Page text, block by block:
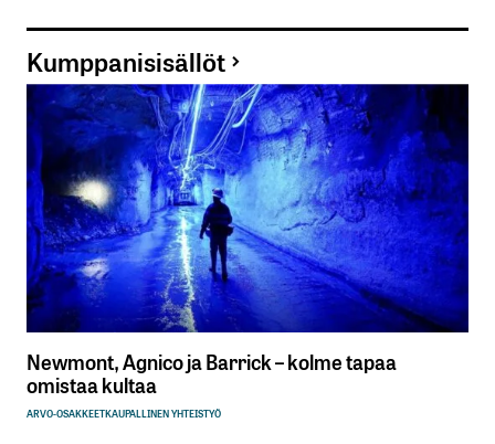
Kumppanisisällöt
Newmont, Agnico ja Barrick – kolme tapaa
omistaa kultaa
ARVO-OSAKKEETKAUPALLINEN YHTEISTYÖ